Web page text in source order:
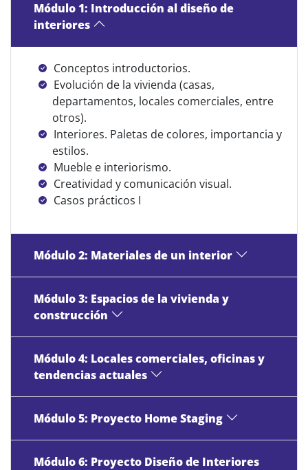
Módulo 1: Introducción al diseño de
interiores
Conceptos introductorios.
Evolución de la vivienda (casas,
departamentos, locales comerciales, entre
otros).
Interiores. Paletas de colores, importancia y
estilos.
Mueble e interiorismo.
Creatividad y comunicación visual.
Casos prácticos I
Módulo 2: Materiales de un interior
Módulo 3: Espacios de la vivienda y
construcción
Módulo 4: Locales comerciales, oficinas y
tendencias actuales
Módulo 5: Proyecto Home Staging
Módulo 6: Proyecto Diseño de Interiores